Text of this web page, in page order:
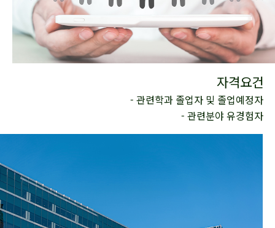
자격요건
- 관련학과 졸업자 및 졸업예정자
- 관련분야 유경험자